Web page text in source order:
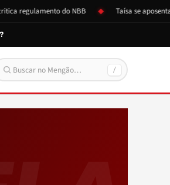
regulamento do NBB Taísa se aposenta e
Buscar por: /